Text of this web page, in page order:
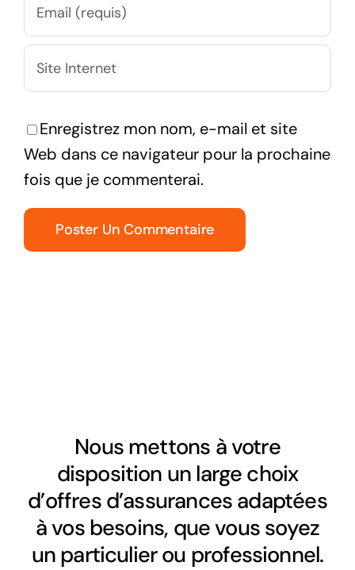
Enregistrez mon nom, e-mail et site
Web dans ce navigateur pour la prochaine
fois que je commenterai.
Nous mettons à votre
disposition un large choix
d’offres d’assurances adaptées
à vos besoins, que vous soyez
un particulier ou professionnel.